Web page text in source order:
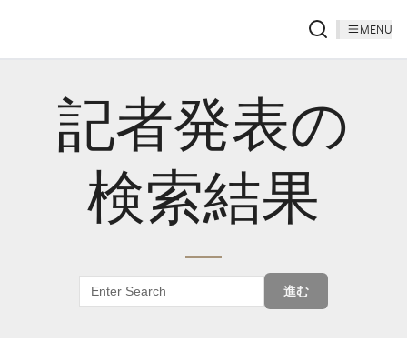
MENU
記者発表の
検索結果
進む